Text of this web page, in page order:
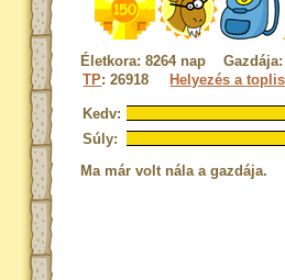
Életkora: 8264 nap
TP: 26918 Helyezés a
Kedv:
Súly:
Ma már volt nála a gazdája.